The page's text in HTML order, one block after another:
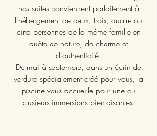
nos suites conviennent parfaitement à
l'hébergement de deux, trois, quatre ou
cinq personnes de la même famille en
quête de nature, de charme et
d'authenticité.
De mai à septembre, dans un écrin de
verdure spécialement créé pour vous, la
piscine vous accueille pour une ou
plusieurs immersions bienfaisantes.